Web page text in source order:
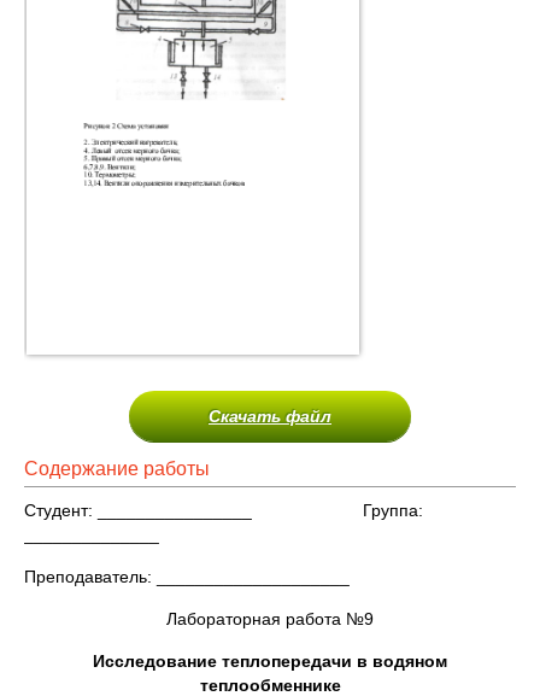
Скачать файл
Содержание работы
Студент: ________________ Группа:
Преподаватель: ____________________
Лабораторная работа №9
Исследование теплопередачи в водяном
теплообменнике